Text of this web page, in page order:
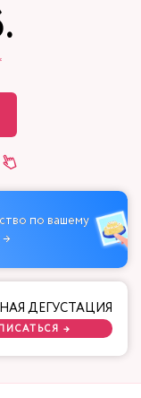
по вашему
→
ДЕГУСТАЦИЯ
→